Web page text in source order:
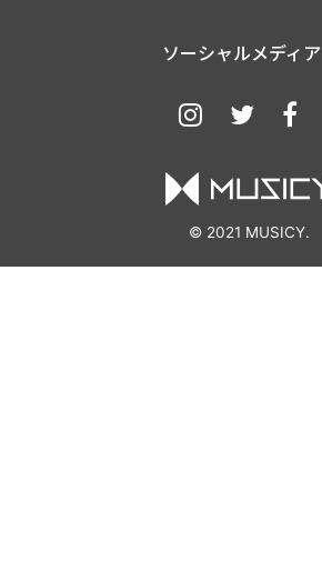
ソーシャルメディア
© 2021 MUSICY.